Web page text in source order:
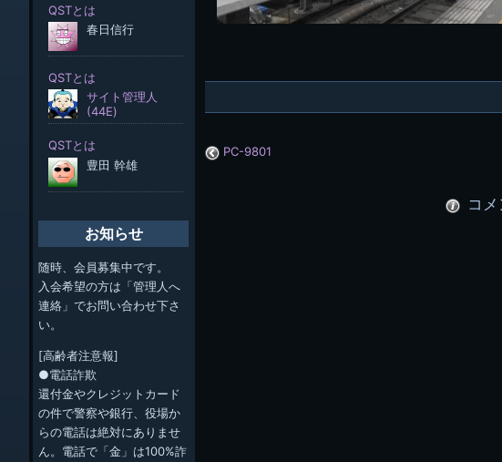
PC-9801
コ
お知らせ
随時、会員募集中です。
入会希望の方は「管理人へ
連絡」でお問い合わせ下さ
い。
[高齢者注意報]
●電話詐欺
還付金やクレジットカード
の件で警察や銀行、役場か
らの電話は絶対にありませ
ん。電話で「金」は100%詐